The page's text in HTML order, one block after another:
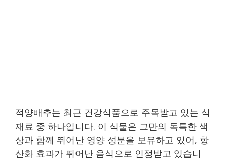
적양배추는 최근 건강식품으로 주목받고 있는 식
재료 중 하나입니다. 이 식물은 그만의 독특한 색
상과 함께 뛰어난 영양 성분을 보유하고 있어, 항
산화 효과가 뛰어난 음식으로 인정받고 있습니